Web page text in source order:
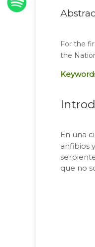
For the
the
En una
anfibios
que no